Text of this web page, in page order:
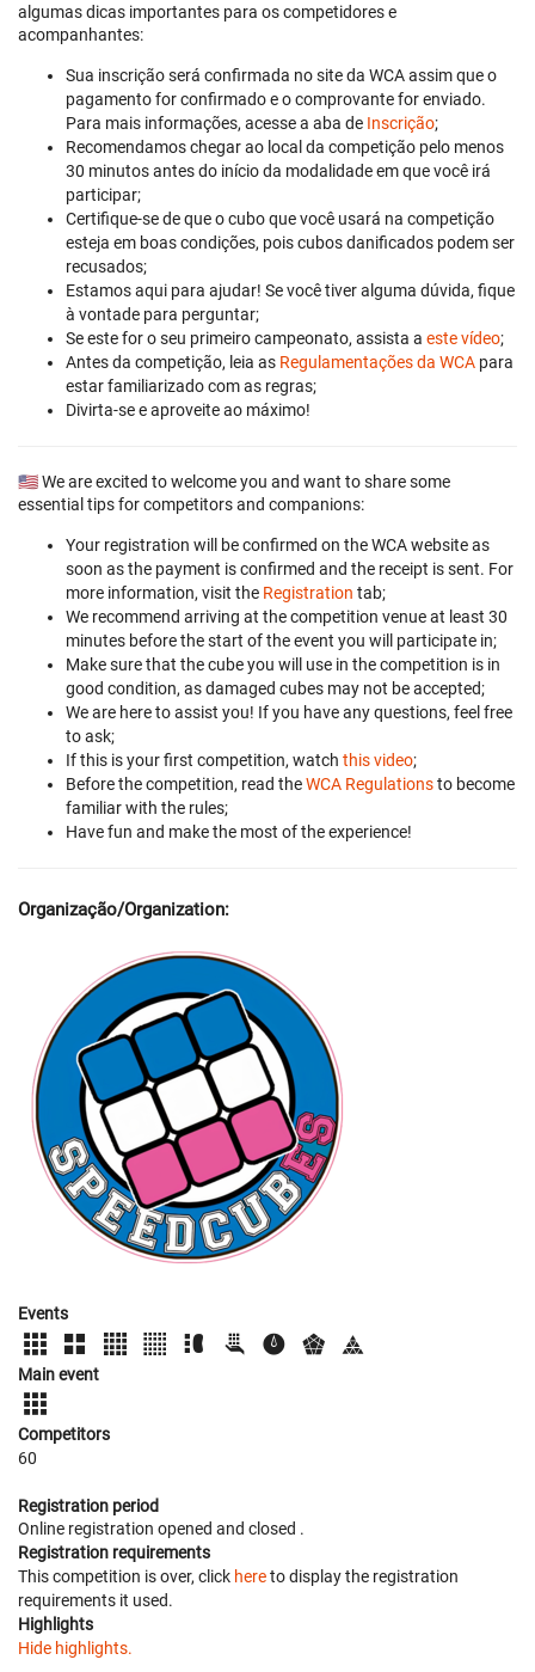
algumas dicas importantes para os competidores e
acompanhantes:
Sua inscrição será confirmada no site da WCA assim que o
pagamento for confirmado e o comprovante for enviado.
Para mais informações, acesse a aba de Inscrição;
Recomendamos chegar ao local da competição pelo menos
30 minutos antes do início da modalidade em que você irá
participar;
Certifique-se de que o cubo que você usará na competição
esteja em boas condições, pois cubos danificados podem ser
recusados;
Estamos aqui para ajudar! Se você tiver alguma dúvida, fique
à vontade para perguntar;
Se este for o seu primeiro campeonato, assista a este vídeo;
Antes da competição, leia as Regulamentações da WCA para
estar familiarizado com as regras;
Divirta-se e aproveite ao máximo!
🇺🇸 We are excited to welcome you and want to share some
essential tips for competitors and companions:
Your registration will be confirmed on the WCA website as
soon as the payment is confirmed and the receipt is sent. For
more information, visit the Registration tab;
We recommend arriving at the competition venue at least 30
minutes before the start of the event you will participate in;
Make sure that the cube you will use in the competition is in
good condition, as damaged cubes may not be accepted;
We are here to assist you! If you have any questions, feel free
to ask;
If this is your first competition, watch this video;
Before the competition, read theWCA Regulationsto become
familiar with the rules;
Have fun and make the most of the experience!
Organização/Organization:
Events
Main event
Competitors
60
Registration period
Online registration opened and closed .
Registration requirements
This competition is over, click hereto display the registration
requirements it used.
Highlights
Hide highlights.